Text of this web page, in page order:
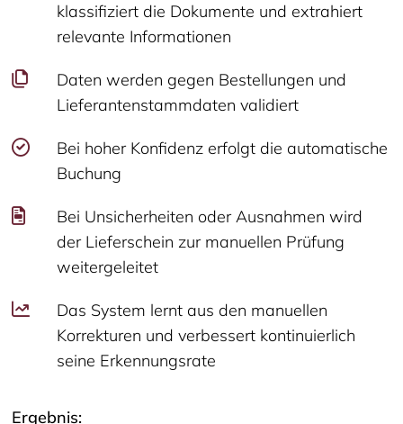
klassifiziert die Dokumente und extrahiert
relevante Informationen
Daten werden gegen Bestellungen und
Lieferantenstammdaten validiert
Bei hoher Konfidenz erfolgt die automatische
Buchung
Bei Unsicherheiten oder Ausnahmen wird
der Lieferschein zur manuellen Prüfung
weitergeleitet
Das System lernt aus den manuellen
Korrekturen und verbessert kontinuierlich
seine Erkennungsrate
Ergebnis: